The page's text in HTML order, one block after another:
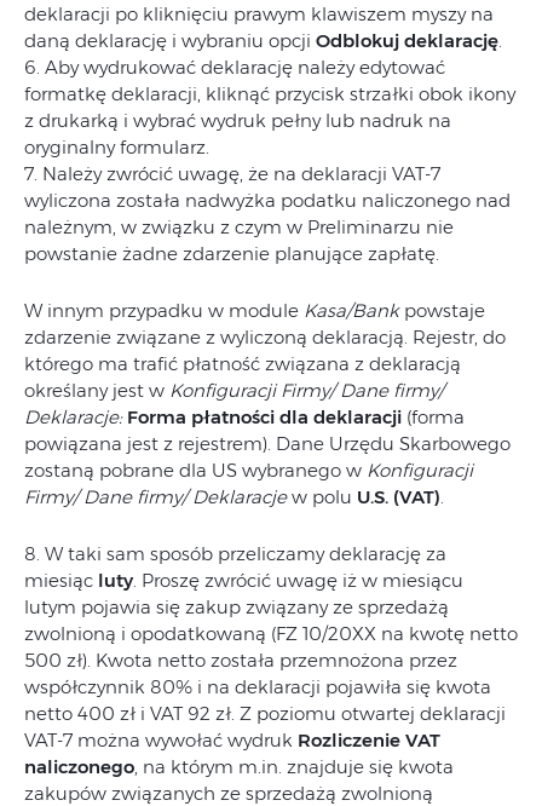
deklaracji po kliknięciu prawym klawiszem myszy na
daną deklarację i wybraniu opcji Odblokuj deklarację.
6. Aby wydrukować deklarację należy edytować
formatkę deklaracji, kliknąć przycisk strzałki obok ikony
z drukarką i wybrać wydruk pełny lub nadruk na
oryginalny formularz.
7. Należy zwrócić uwagę, że na deklaracji VAT-7
wyliczona została nadwyżka podatku naliczonego nad
należnym, w związku z czym w Preliminarzu nie
powstanie żadne zdarzenie planujące zapłatę.
W innym przypadku w module Kasa/Bankpowstaje
zdarzenie związane z wyliczoną deklaracją. Rejestr, do
którego ma trafić płatność związana z deklaracją
określany jest w Konfiguracji Firmy/ Dane firmy/
Deklaracje: Forma płatności dla deklaracji (forma
powiązana jest z rejestrem). Dane Urzędu Skarbowego
zostaną pobrane dla US wybranego w Konfiguracji
Firmy/ Dane firmy/ Deklaracjew polu U.S. (VAT).
8. W taki sam sposób przeliczamy deklarację za
miesiąc luty. Proszę zwrócić uwagę iż w miesiącu
lutym pojawia się zakup związany ze sprzedażą
zwolnioną i opodatkowaną (FZ 10/20XX na kwotę netto
500 zł). Kwota netto została przemnożona przez
współczynnik 80% i na deklaracji pojawiła się kwota
netto 400 zł i VAT 92 zł. Z poziomu otwartej deklaracji
VAT-7 można wywołać wydruk Rozliczenie VAT
naliczonego, na którym m.in. znajduje się kwota
zakupów związanych ze sprzedażą zwolnioną